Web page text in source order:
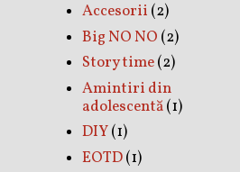
Accesorii (2)
Big NO NO (2)
Story time(2)
Amintiri din
adolescentă(1)
DIY(1)
EOTD(1)